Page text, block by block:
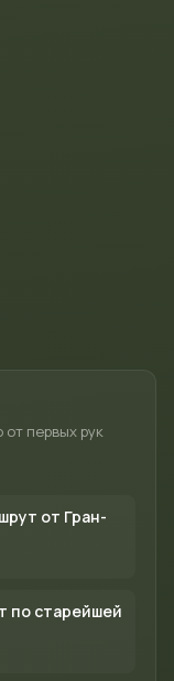
первых рук
от Гран-
по старейшей